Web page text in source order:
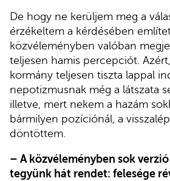
De hogy ne kerüljem meg a
érzékeltem a kérdésében
közvéleményben valóban
teljesen hamis percepciót.
kormány teljesen tiszta lappal
nepotizmusnak még a látszata
illetve, mert nekem a hazám
bármilyen pozíciónál, a
döntöttem.
– A közvéleményben sok
tegyünk hát rendet: felesége